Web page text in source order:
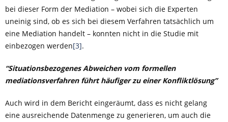
bei dieser Form der Mediation – wobei sich die Experten
uneinig sind, ob es sich bei diesem Verfahren tatsächlich um
eine Mediation handelt – konnten nicht in die Studie mit
einbezogen werden[3].
“Situationsbezogenes Abweichen vom formellen
mediationsverfahren führt häufiger zu einer Konfliktlösung”
Auch wird in dem Bericht eingeräumt, dass es nicht gelang
eine ausreichende Datenmenge zu generieren, um auch die